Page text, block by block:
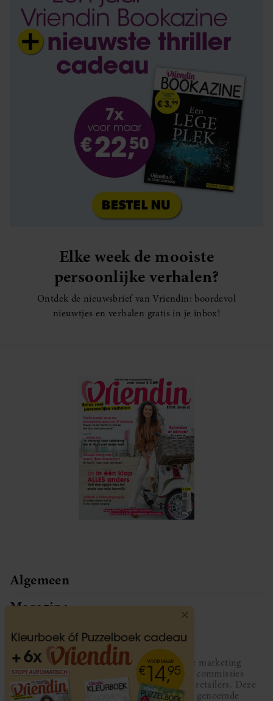
Elke week de mooiste
persoonlijke verhalen?
Ontdek de nieuwsbrief van Vriendin: boordevol
nieuwtjes en verhalen gratis in je inbox!
Algemeen
Magazine
Service
Vriendin participeert in diverse affiliate marketing
programma’s, dat houdt in dat Vriendin commissies
ontvangt voor aankopen middels links van retailers. Deze
website wordt niet gesponsord door de genoemde